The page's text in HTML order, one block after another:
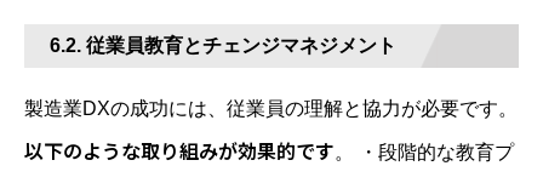
6.2. 従業員教育とチェンジマネジメント
製造業DXの成功には、従業員の理解と協力が必要です。
以下のような取り組みが効果的です。 ・段階的な教育プ